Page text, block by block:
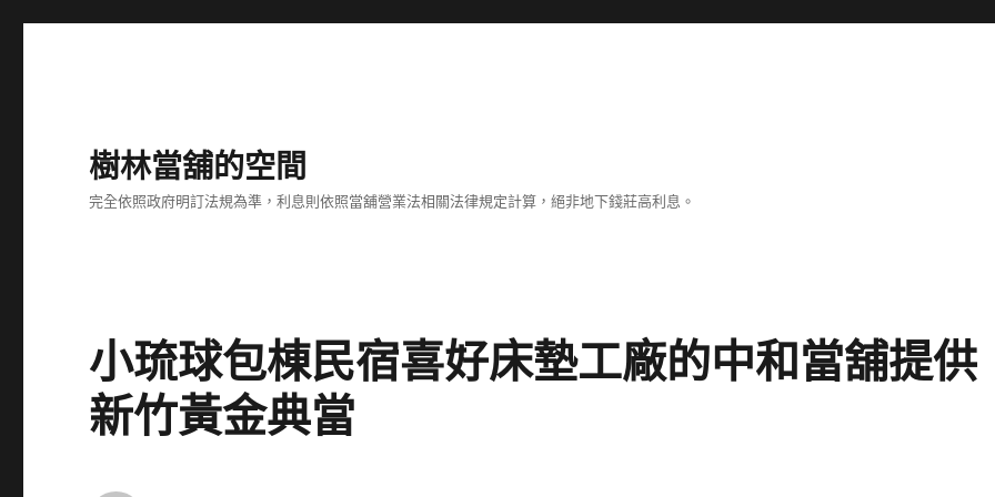
樹林當舖的空間
完全依照政府明訂法規為準，利息則依照當舖營業法相關法律規定計算，絕非地下錢莊高利息。
小琉球包棟民宿喜好床墊工廠的中和當舖提供
新竹黃金典當